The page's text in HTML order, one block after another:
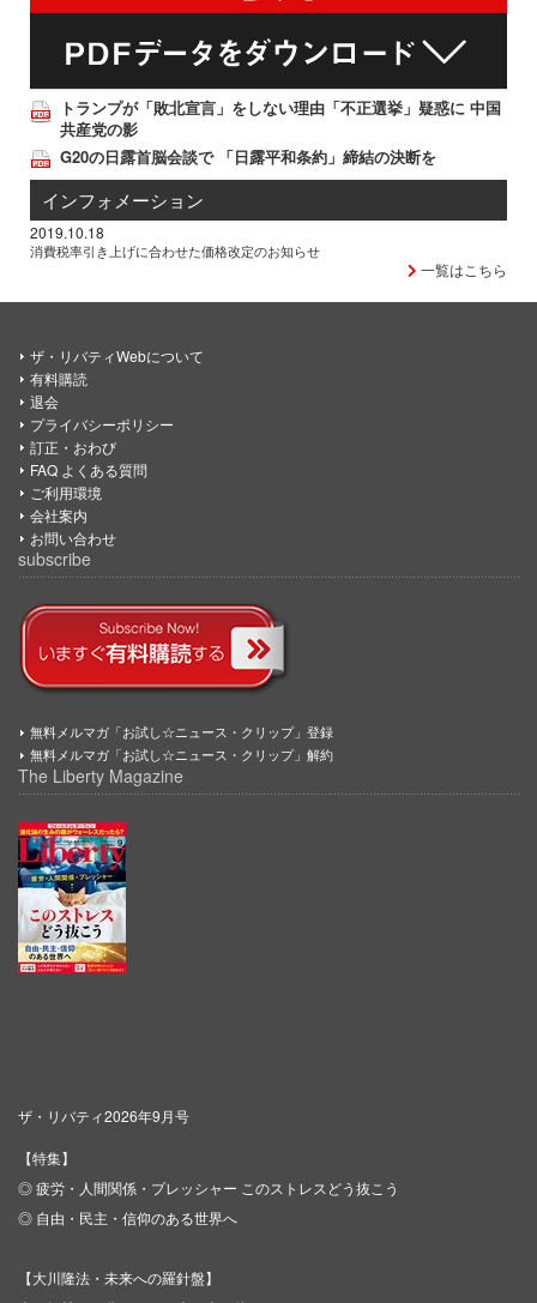
トランプが「敗北宣言」をしない理由「不正選挙」疑惑に 中国
共産党の影
G20の日露首脳会談で 「日露平和条約」締結の決断を
インフォメーション
2019.10.18
消費税率引き上げに合わせた価格改定のお知らせ
一覧はこちら
ザ・リバティWebについて
有料購読
退会
プライバシーポリシー
訂正・おわび
FAQ よくある質問
ご利用環境
会社案内
お問い合わせ
subscribe
無料メルマガ「お試し☆ニュース・クリップ」登録
無料メルマガ「お試し☆ニュース・クリップ」解約
The Liberty Magazine
ザ・リバティ2026年9月号
【特集】
◎ 疲労・人間関係・プレッシャー このストレスどう抜こう
◎ 自由・民主・信仰のある世界へ
【大川隆法・未来への羅針盤】